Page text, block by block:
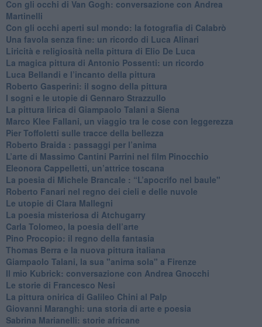
​Con gli occhi di Van Gogh: conversazione con Andrea
Martinelli
​Con gli occhi aperti sul mondo: la fotografia di Calabrò
Una favola senza fine: un ricordo di Luca Alinari
Liricità e religiosità nella pittura di Elio De Luca
La magica pittura di Antonio Possenti: un ricordo
Luca Bellandi e l’incanto della pittura
​Roberto Gasperini: il sogno della pittura
I sogni e le utopie di Gennaro Strazzullo
La pittura lirica di Giampaolo Talani a Siena
​Marco Klee Fallani, un viaggio tra le cose con leggerezza
​Pier Toffoletti sulle tracce della bellezza
​Roberto Braida : passaggi per l’anima
​L’arte di Massimo Cantini Parrini nel film Pinocchio
Eleonora Cappelletti, un’attrice toscana
​La poesia di Michele Brancale : “L’apocrifo nel baule"
Roberto Fanari nel regno dei cieli e delle nuvole
Le utopie di Clara Mallegni
​La poesia misteriosa di Atchugarry
Carla Tolomeo, la poesia dell’arte
Pino Procopio: il regno della fantasia
Thomas Berra e la nuova pittura italiana
Giampaolo Talani, la sua "anima sola" a Firenze
Il mio Kubrick: conversazione con Andrea Gnocchi
Le storie di Francesco Nesi
​La pittura onirica di Galileo Chini al Palp
​Giovanni Maranghi: una storia di arte e poesia
Sabrina Marianelli: storie africane